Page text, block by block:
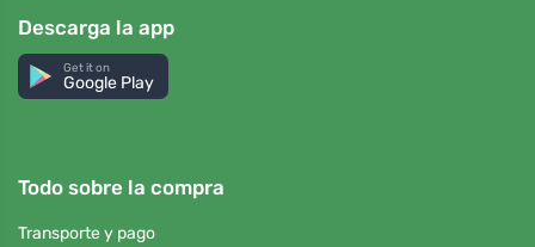
Descarga la app
Get it on
Google Play
Todo sobre la compra
Transporte y pago